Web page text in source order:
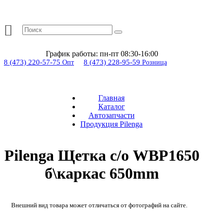
График работы: пн-пт 08:30-16:00
8 (473) 220-57-75 Опт 8 (473) 228-95-59 Розница
Главная
Каталог
Автозапчасти
Продукция Pilenga
Pilenga Щетка с/о WBP1650
б\каркас 650mm
Внешний вид товара может отличаться от фотографий на сайте.